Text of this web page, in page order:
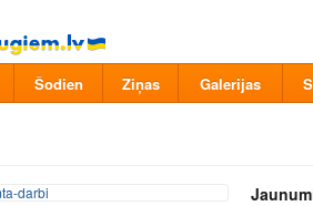
Šodien Ziņas Galerijas